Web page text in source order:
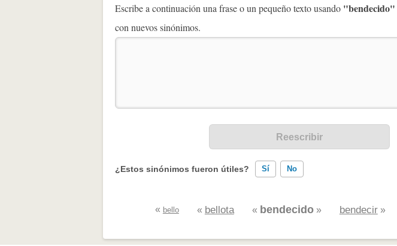
Escribe a continuación una frase o un pequeño texto usando "bendecido"
con nuevos sinónimos.
¿Estos sinónimos fueron útiles? Sí No
Existen sinónimos incorrectos
« bello « bellota « bendecido » bendecir»